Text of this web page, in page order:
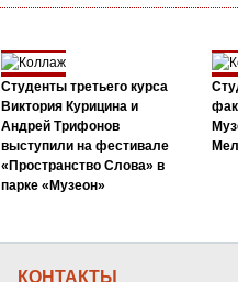
Студенты третьего курса
Виктория Курицина и
Андрей Трифонов
выступили на фестивале
«Пространство Слова» в
парке «Музеон»
КОНТАКТЫ